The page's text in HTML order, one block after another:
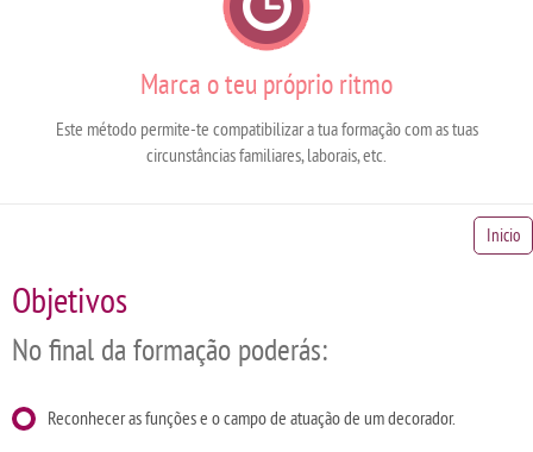
Marca o teu próprio ritmo
Este método permite-te compatibilizar a tua formação com as tuas
circunstâncias familiares, laborais, etc.
Inicio
Objetivos
No final da formação poderás:
Reconhecer as funções e o campo de atuação de um decorador.